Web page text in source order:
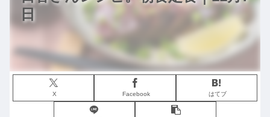
日
X Facebook はてブ